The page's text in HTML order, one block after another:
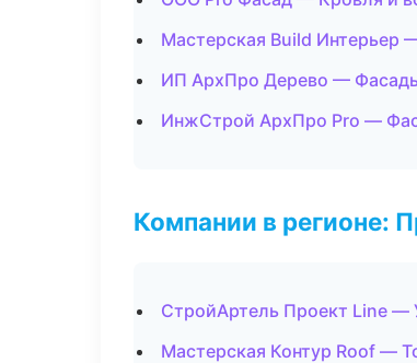
Мастерская Build Интерьер
ИП АрхПро Дерево —
ИнжСтрой АрхПро Pro —
Компании в регионе:
СтройАртель Проект Line —
Мастерская Контур Roof —